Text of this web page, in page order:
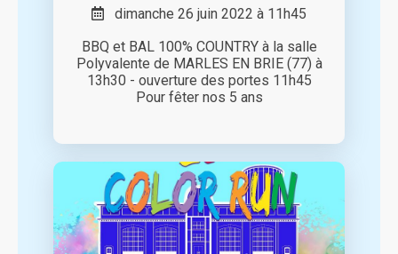
dimanche 26 juin 2022 à 11h45
BBQ et BAL 100% COUNTRY à la salle
Polyvalente de MARLES EN BRIE (77) à
13h30 - ouverture des portes 11h45
Pour fêter nos 5 ans